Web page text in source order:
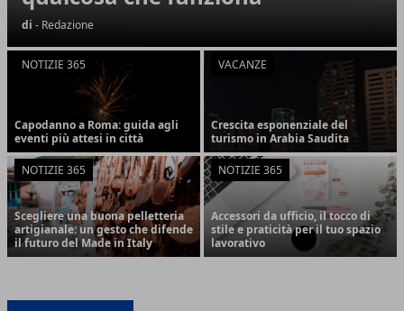
di - Redazione
NOTIZIE 365
Capodanno a Roma: guida agli
eventi più attesi in città
VACANZE
Crescita esponenziale del
turismo in Arabia Saudita
NOTIZIE 365
Scegliere una buona pelletteria
artigianale: un gesto che difende
il futuro del Made in Italy
NOTIZIE 365
Accessori da ufficio, il tocco di
stile e praticità per il tuo spazio
lavorativo